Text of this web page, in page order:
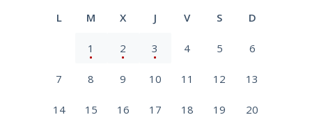
L M X J V S D
1 2 3 4 5 6
7 8 9 10 11 12 13
14 15 16 17 18 19 20